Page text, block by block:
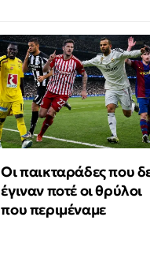
Οι παικταράδες που
έγιναν ποτέ οι θρύλοι
που περιμέναμε